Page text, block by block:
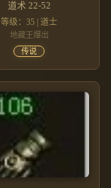
道术 22-52
等级：35 | 道士
地藏王爆出
传说